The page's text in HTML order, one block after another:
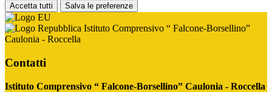
Accetta tutti Salva le preferenze
Istituto Comprensivo “ Falcone-Borsellino”
Caulonia - Roccella
Contatti
Istituto Comprensivo “ Falcone-Borsellino” Caulonia - Roccella